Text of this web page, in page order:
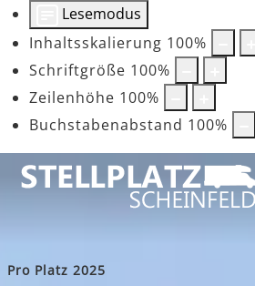
Lesemodus
Inhaltsskalierung 100%
Schriftgröße 100%
Zeilenhöhe 100%
Buchstabenabstand 100%
Pro Platz 2025